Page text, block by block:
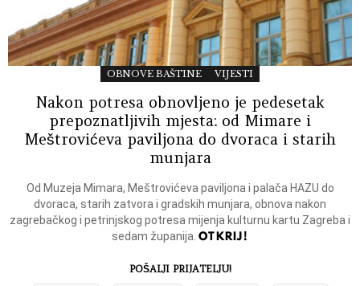
OBNOVE BAŠTINE VIJESTI
Nakon potresa obnovljeno je pedesetak
prepoznatljivih mjesta: od Mimare i
Meštrovićeva paviljona do dvoraca i starih
munjara
Od Muzeja Mimara, Meštrovićeva paviljona i palača HAZU do
dvoraca, starih zatvora i gradskih munjara, obnova nakon
zagrebačkog i petrinjskog potresa mijenja kulturnu kartu Zagreba i
sedam županija. OTKRIJ!
POŠALJI PRIJATELJU!